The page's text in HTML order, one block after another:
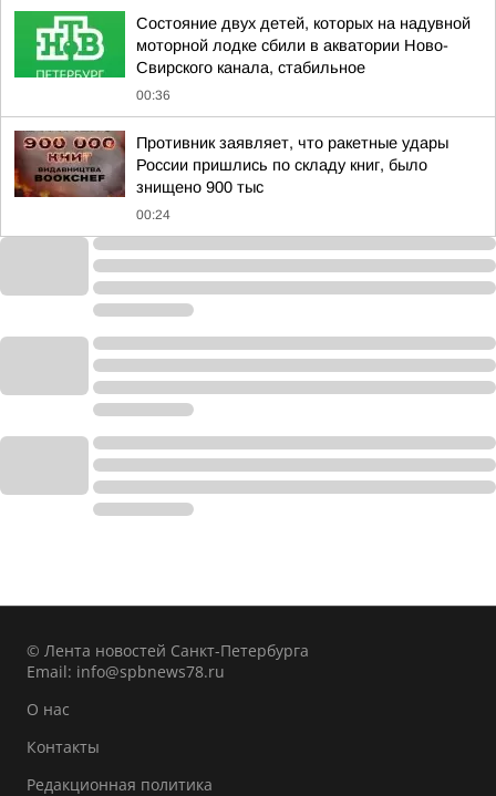
Состояние двух детей, которых на надувной
моторной лодке сбили в акватории Ново-
Свирского канала, стабильное
00:36
Противник заявляет, что ракетные удары
России пришлись по складу книг, было
знищено 900 тыс
00:24
© Лента новостей Санкт-Петербурга
Email: info@spbnews78.ru
О нас
Контакты
Редакционная политика